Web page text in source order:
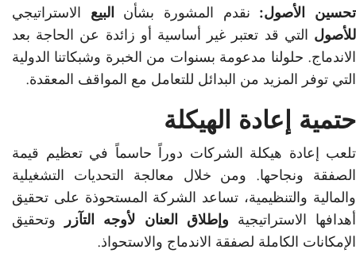
تحسين الأصول: نقدم المشورة بشأن البيع الاستراتيجي
للأصول التي قد تعتبر غير أساسية أو زائدة عن الحاجة بعد
الاندماج. حلولنا مدعومة بسنوات من الخبرة وشبكاتنا الدولية
التي توفر المزيد من البدائل للتعامل مع المواقف المعقدة.
حتمية إعادة الهيكلة
تلعب إعادة هيكلة الشركات دوراً حاسماً في تعظيم قيمة
الصفقة ونجاحها. ومن خلال معالجة التحديات التشغيلية
والمالية والتنظيمية، تساعد الشركة المستحوذة على تحقيق
أهدافها الاستراتيجية وإطلاق العنان لأوجه التآزر
وتحقيق
الإمكانات الكاملة لصفقة الاندماج والاستحواذ.